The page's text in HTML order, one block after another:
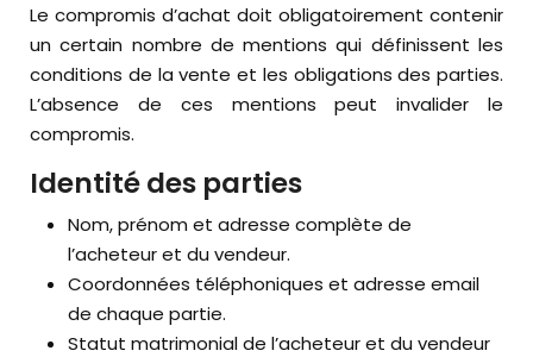
Le compromis d’achat doit obligatoirement contenir
un certain nombre de mentions qui définissent les
conditions de la vente et les obligations des parties.
L’absence de ces mentions peut invalider le
compromis.
Identité des parties
Nom, prénom et adresse complète de
l’acheteur et du vendeur.
Coordonnées téléphoniques et adresse email
de chaque partie.
Statut matrimonial de l’acheteur et du vendeur